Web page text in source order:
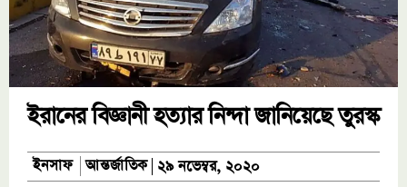
ইরানের বিজ্ঞানী হত্যার নিন্দা জানিয়েছে তুরস্ক
ইনসাফ আন্তর্জাতিক ২৯ নভেম্বর, ২০২০